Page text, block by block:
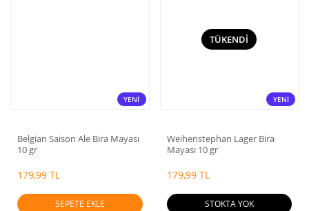
YENİ
Belgian Saison Ale Bira Mayası
10 gr
179,99 TL
SEPETE EKLE
YENİ
TÜKENDİ
Weihenstephan Lager Bira
Mayası 10 gr
179,99 TL
STOKTA YOK